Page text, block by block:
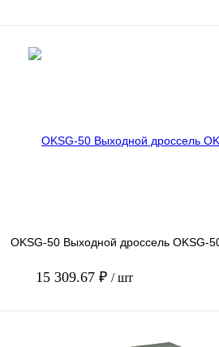
OKSG-50 Выходной дроссель OKSG-
15 309.67 ₽ / шт